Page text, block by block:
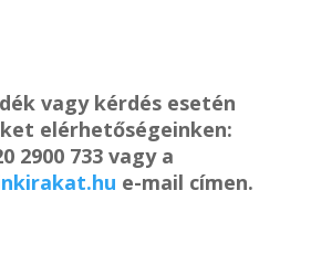
vagy kérdés esetén
elérhetőségeinken:
2900 733 vagy a
e-mail címen.